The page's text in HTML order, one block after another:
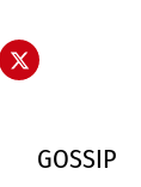
GOSSIP